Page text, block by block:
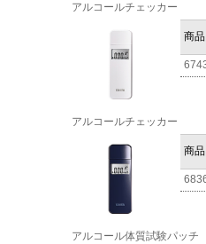
アルコールチェッカー
商
アルコールチェッカー
商
アルコール体質試験パッチ